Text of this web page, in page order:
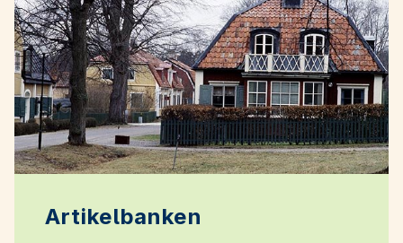
Artikelbanken